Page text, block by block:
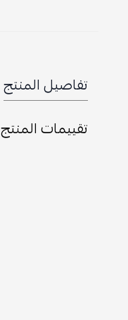
تفاصيل المنتج
تقييمات المنتج